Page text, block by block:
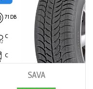
71 DB
C
C
SAVA